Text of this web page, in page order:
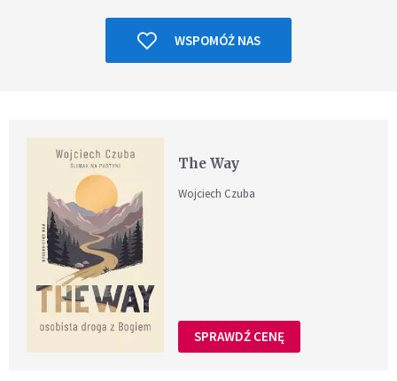
WSPOMÓŻ NAS
The Way
Wojciech Czuba
SPRAWDŹ CENĘ